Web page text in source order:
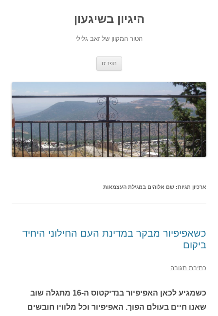
היגיון בשיגעון
הטור המקוון של זאב גלילי
תפריט
ארכיון תגיות: שם אלוהים במגילת העצמאות
כשאפיפיור מבקר במדינת העם החילוני היחיד
ביקום
כתיבת תגובה
כשמגיע לכאן האפיפיור בנדיקטוס ה-16 מתגלה שוב
שאנו חיים בעולם הפוך. האפיפיור וכל מלוויו חובשים